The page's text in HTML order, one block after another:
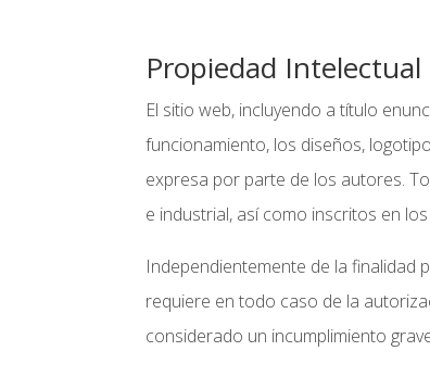
Propiedad
El sitio web, incluyendo a título
funcionamiento, los diseños,
expresa por parte de los autores.
e industrial, así como inscritos en
Independientemente de la finalidad
requiere en todo caso de la
considerado un incumplimiento